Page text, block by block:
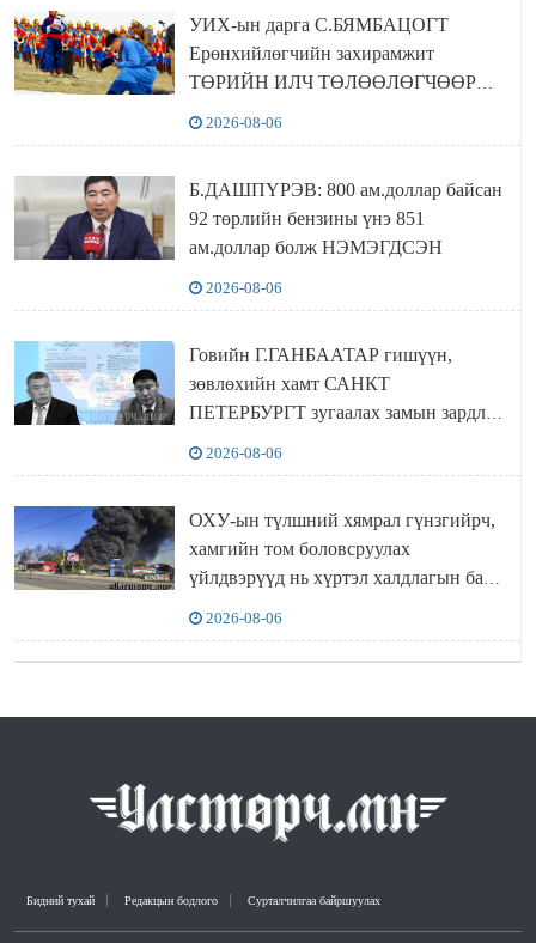
УИХ-ын дарга С.БЯМБАЦОГТ
Ерөнхийлөгчийн захирамжит
ТӨРИЙН ИЛЧ ТӨЛӨӨЛӨГЧӨӨР
2026-08-06
Б.ДАШПҮРЭВ: 800 ам.доллар байсан
92 төрлийн бензины үнэ 851
ам.доллар болж НЭМЭГДСЭН
2026-08-06
Говийн Г.ГАНБААТАР гишүүн,
зөвлөхийн хамт САНКТ
ПЕТЕРБУРГТ зугаалах замын зардлаа
2026-08-06
ОХУ-ын түлшний хямрал гүнзгийрч,
хамгийн том боловсруулах
үйлдвэрүүд нь хүртэл халдлагын бай
2026-08-06
Бидний тухай Редакцын бодлого Сурталчилгаа байршуулах